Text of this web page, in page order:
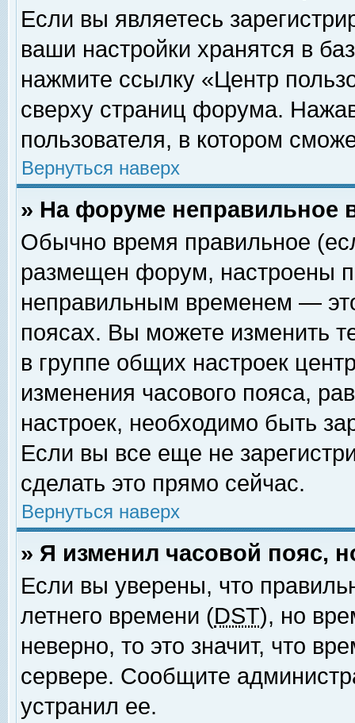
Если вы являетесь
ваши настройки хранятся в
нажмите ссылку «Центр
сверху страниц форума.
пользователя, в котором
Вернуться наверх
» На форуме неправильное
Обычно время правильное
размещен форум, настроены
неправильным временем —
поясах. Вы можете изменить
в группе общих настроек
изменения часового пояса,
настроек, необходимо быть
Если вы все еще не
сделать это прямо сейчас.
Вернуться наверх
» Я изменил часовой пояс,
Если вы уверены, что
летнего времени (DST), но
неверно, то это значит, что
сервере. Сообщите
устранил ее.